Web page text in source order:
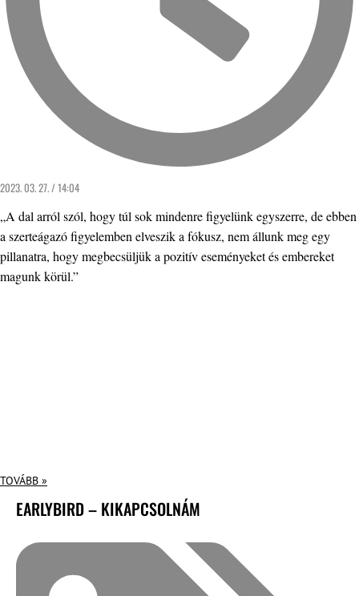
2023. 03. 27. / 14:04
„A dal arról szól, hogy túl sok mindenre figyelünk egyszerre, de ebben
a szerteágazó figyelemben elveszik a fókusz, nem állunk meg egy
pillanatra, hogy megbecsüljük a pozitív eseményeket és embereket
magunk körül.”
TOVÁBB »
EARLYBIRD – KIKAPCSOLNÁM